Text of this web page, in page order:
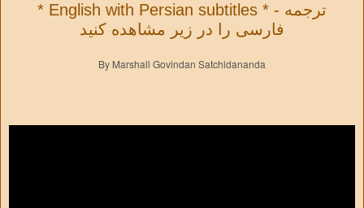
* English with Persian subtitles * - ترجمه
فارسی را در زیر مشاهده کنید
By Marshall Govindan Satchidananda